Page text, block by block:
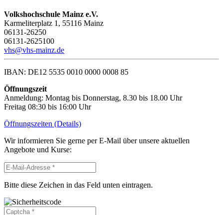
Volkshochschule Mainz e.V.
Karmeliterplatz 1, 55116 Mainz
06131-26250
06131-2625100
vhs@vhs-mainz.de
IBAN: DE12 5535 0010 0000 0008 85
Öffnungszeit
Anmeldung: Montag bis Donnerstag, 8.30 bis 18.00 Uhr
Freitag 08:30 bis 16:00 Uhr
Öffnungszeiten (Details)
Wir informieren Sie gerne per E-Mail über unsere aktuellen
Angebote und Kurse:
Bitte diese Zeichen in das Feld unten eintragen.